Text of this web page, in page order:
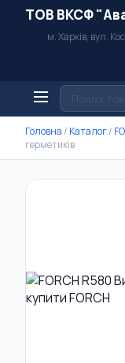
ТОВ ВКСФ
м. Харків, вул.
Головна / Каталог/
герметиків